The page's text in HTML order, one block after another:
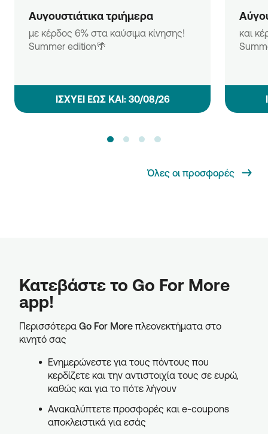
Αυγουστιάτικα τριήμερα
με κέρδος 6% στα καύσιμα κίνησης!
Summer edition🌴
ΙΣΧΥΕΙ ΕΩΣ ΚΑΙ: 30/08/26
και
Όλες οι προσφορές
Κατεβάστε το Go For More
app!
Περισσότερα Go For More πλεονεκτήματα στο
κινητό σας
Ενημερώνεστε για τους πόντους που
κερδίζετε και την αντιστοιχία τους σε ευρώ,
καθώς και για το πότε λήγουν
Ανακαλύπτετε προσφορές και e-coupons
αποκλειστικά για εσάς